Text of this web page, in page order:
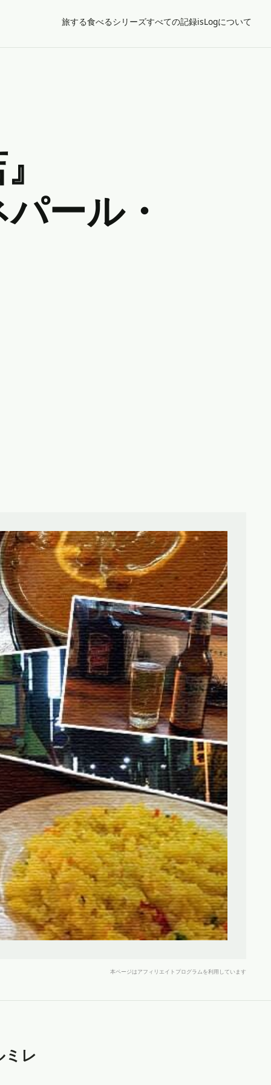
旅する食べるシリーズすべての記録isLogについて
ール・
本ページはアフィリエイトプログラムを利用しています
ミレ